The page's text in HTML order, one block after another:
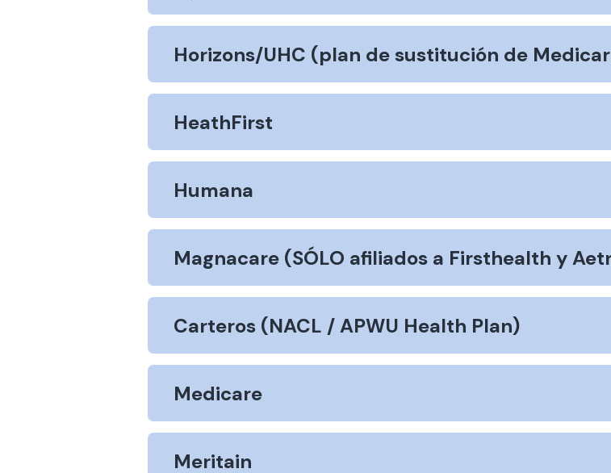
Horizons/UHC (plan de sustitución de
HeathFirst
Humana
Magnacare (SÓLO afiliados a Firsthealth y
Carteros (NACL / APWU Health Plan)
Medicare
Meritain